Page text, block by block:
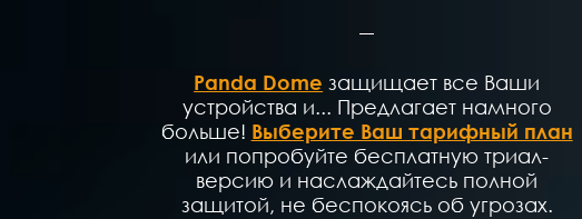
Panda Dome защищает все Ваши
устройства и... Предлагает намного
больше! Выберите Ваш тарифный план
или попробуйте бесплатную триал-
версию и наслаждайтесь полной
защитой, не беспокоясь об угрозах.